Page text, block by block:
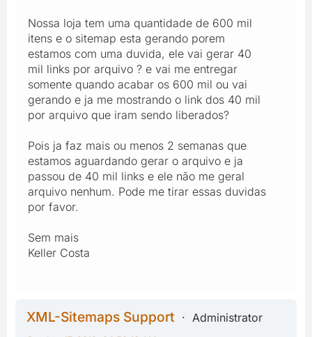
Nossa loja tem uma quantidade de 600 mil
itens e o sitemap esta gerando porem
estamos com uma duvida, ele vai gerar 40
mil links por arquivo ? e vai me entregar
somente quando acabar os 600 mil ou vai
gerando e ja me mostrando o link dos 40 mil
por arquivo que iram sendo liberados?
Pois ja faz mais ou menos 2 semanas que
estamos aguardando gerar o arquivo e ja
passou de 40 mil links e ele não me geral
arquivo nenhum. Pode me tirar essas duvidas
por favor.
Sem mais
Keller Costa
XML-Sitemaps Support
Administrator